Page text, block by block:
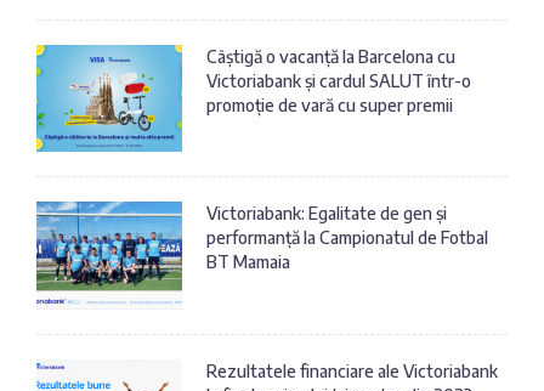
OTP Bank
ProCredit Bank
Victoriabank
Câștigă o vacanță la Barcelona cu
Victoriabank și cardul SALUT într-o
promoție de vară cu super premii
Victoriabank: Egalitate de gen și
performanță la Campionatul de Fotbal
BT Mamaia
Rezultatele financiare ale Victoriabank